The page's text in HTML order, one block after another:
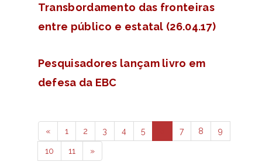
Transbordamento das fronteiras
entre público e estatal (26.04.17)
Pesquisadores lançam livro em
defesa da EBC
« 1 2 3 4 5 7 8 9
10 11 »